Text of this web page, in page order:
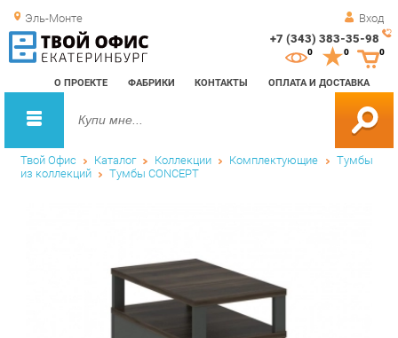
Эль-Монте Вход
+7 (343) 383-35-98
О ПРОЕКТЕ ФАБРИКИ КОНТАКТЫ ОПЛАТА И ДОСТАВКА
0 0
Твой Офис Каталог Коллекции Комплектующие Тумбы
из коллекций Тумбы CONCEPT